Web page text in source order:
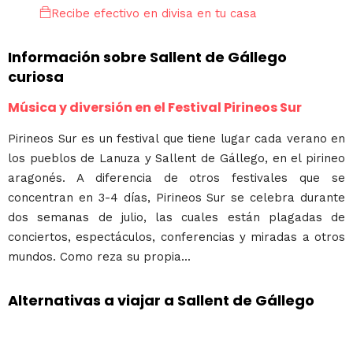
Recibe efectivo en divisa en tu casa
Información sobre Sallent de Gállego
curiosa
Música y diversión en el Festival Pirineos Sur
Pirineos Sur es un festival que tiene lugar cada verano en
los pueblos de Lanuza y Sallent de Gállego, en el pirineo
aragonés. A diferencia de otros festivales que se
concentran en 3-4 días, Pirineos Sur se celebra durante
dos semanas de julio, las cuales están plagadas de
conciertos, espectáculos, conferencias y miradas a otros
mundos. Como reza su propia...
Alternativas a viajar a Sallent de Gállego